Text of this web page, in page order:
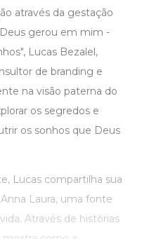
através da gestação
gerou em mim -
Lucas Bezalel,
de branding e
na visão paterna do
os segredos e
os sonhos que Deus
Lucas compartilha sua
Laura, uma fonte
Através de histórias